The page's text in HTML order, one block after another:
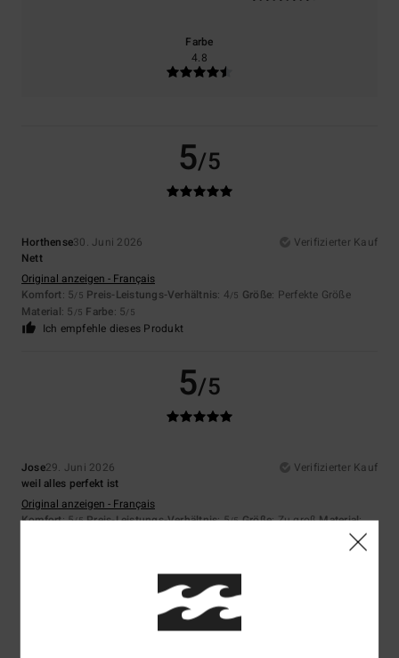
Farbe
4.8
5/5
Horthense30. Juni 2026
Verifizierter Kauf
Nett
Original anzeigen - Français
Komfort: 5/5 Preis-Leistungs-Verhältnis: 4/5 Größe: Perfekte Größe
Material: 5 /5 Farbe: 5/5
Ich empfehle dieses Produkt
5/5
Jose29. Juni 2026
Verifizierter Kauf
weil alles perfekt ist
Original anzeigen - Français
Komfort: 5/5 Preis-Leistungs-Verhältnis: 5/5 Größe: Zu großMaterial:
5/5